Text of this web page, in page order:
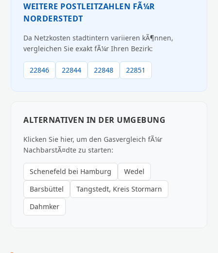
WEITERE POSTLEITZAHLEN FÃ¼R
NORDERSTEDT
Da Netzkosten stadtintern variieren kÃ¶nnen,
vergleichen Sie exakt fÃ¼r Ihren Bezirk:
22846 22844 22848 22851
ALTERNATIVEN IN DER UMGEBUNG
Klicken Sie hier, um den Gasvergleich fÃ¼r
NachbarstÃ¤dte zu starten:
Schenefeld bei Hamburg
Wedel
Barsbüttel
Tangstedt, Kreis Stormarn
Dahmker